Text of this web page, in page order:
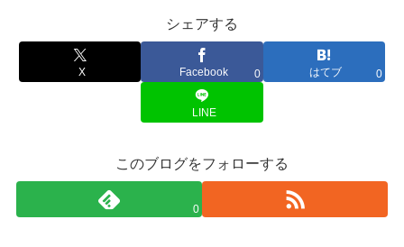
シェアする
X Facebook 0 はてブ 0
LINE
このブログをフォローする
0